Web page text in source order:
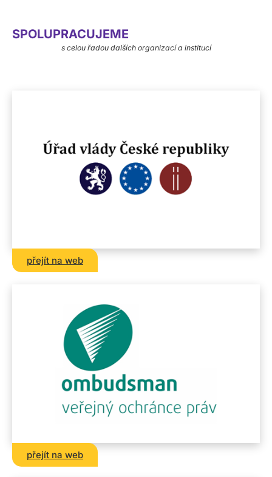
SPOLUPRACUJEME
s celou řadou dalších organizací a institucí
přejít na web
přejít na web